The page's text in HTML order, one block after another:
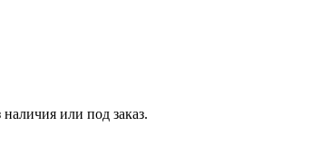
или под заказ.